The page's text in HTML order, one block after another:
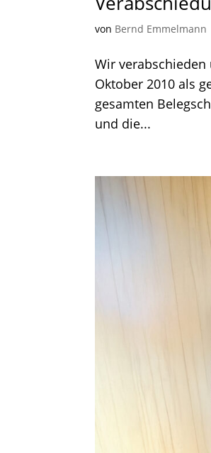
von Bernd Emmelmann
Wir
Oktober 2010 als
gesamten
und die...